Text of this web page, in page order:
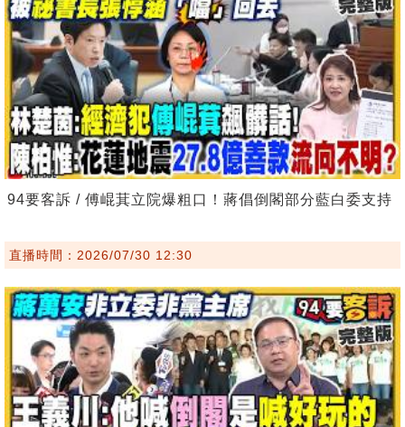
94要客訴 / 傅崐萁立院爆粗口！蔣倡倒閣部分藍白委支持
直播時間：2026/07/30 12:30